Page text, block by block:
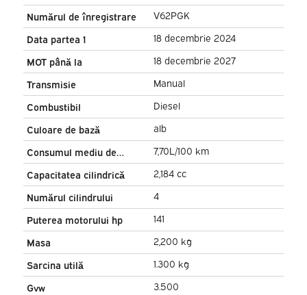
Numărul de înregistrare
V62PGK
Data partea 1
18 decembrie 2024
MOT până la
18 decembrie 2027
Transmisie
Manual
Combustibil
Diesel
Culoare de bază
alb
Consumul mediu de
combustibil
7,70L/100 km
Capacitatea cilindrică
2,184 cc
Numărul cilindrului
4
Puterea motorului hp
141
Masa
2,200 kg
Sarcina utilă
1.300 kg
Gvw
3.500